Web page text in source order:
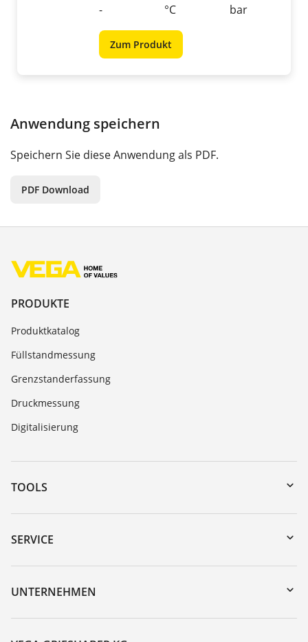
-
°C
bar
Zum Produkt
Anwendung speichern
Speichern Sie diese Anwendung als PDF.
PDF Download
PRODUKTE
Produktkatalog
Füllstandmessung
Grenzstanderfassung
Druckmessung
Digitalisierung
TOOLS
Download-Center
Gerätesuche (Seriennummer)
DTM Collection/PACTware
SERVICE
Geräterücksendung
Trainings
UNTERNEHMEN
Karriere